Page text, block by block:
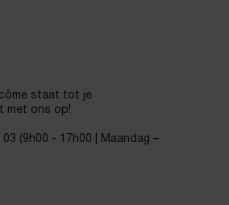
staat tot je
met ons op!
(9h00 - 17h00 | Maandag –